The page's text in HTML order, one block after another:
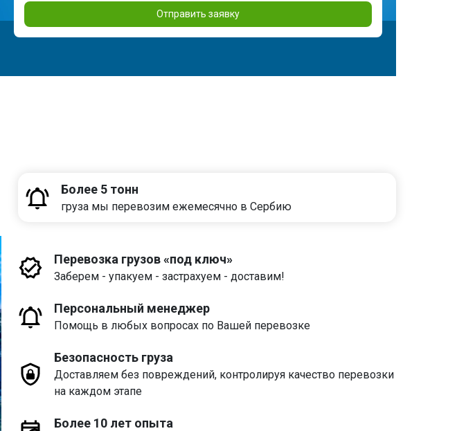
Отправить заявку
Более 5 тонн
груза мы перевозим ежемесячно в Сербию
Перевозка грузов «под ключ»
Заберем - упакуем - застрахуем - доставим!
Персональный менеджер
Помощь в любых вопросах по Вашей перевозке
Безопасность груза
Доставляем без повреждений, контролируя качество перевозки
на каждом этапе
Более 10 лет опыта